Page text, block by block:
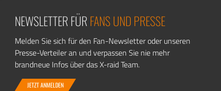
NEWSLETTER FÜRFANS UND PRESSE
Melden Sie sich für den Fan-Newsletter oder unseren
Presse-Verteiler an und verpassen Sie nie mehr
brandneue Infos über das X-raid Team.
JETZT ANMELDEN